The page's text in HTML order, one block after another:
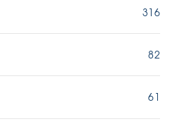
316
82
61